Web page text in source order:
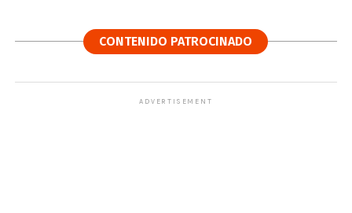
CONTENIDO PATROCINADO
ADVERTISEMENT